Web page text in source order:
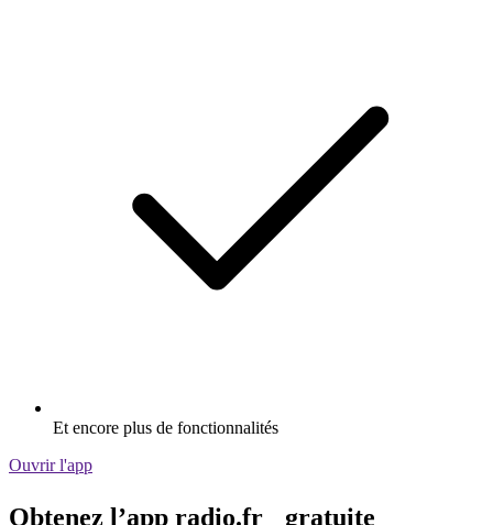
Et encore plus de fonctionnalités
Ouvrir l'app
Obtenez l’app radio.fr gratuite